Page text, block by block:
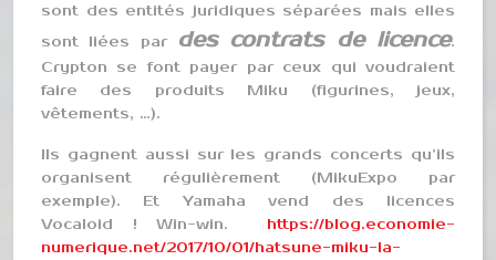
sont des entités juridiques séparées mais elles
sont liées par
des contrats de licence.
Crypton se font payer par ceux qui voudraient
faire des produits Miku (figurines, jeux,
vêtements, …).
Ils gagnent aussi sur les grands concerts qu’ils
organisent régulièrement (MikuExpo par
exemple). Et Yamaha vend des licences
Vocaloid ! Win-win. https://blog.economie-
numerique.net/2017/10/01/hatsune-miku-la-